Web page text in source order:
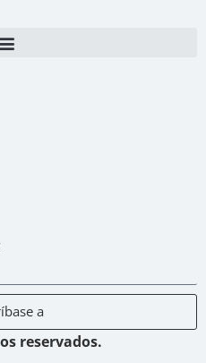
a
reservados.